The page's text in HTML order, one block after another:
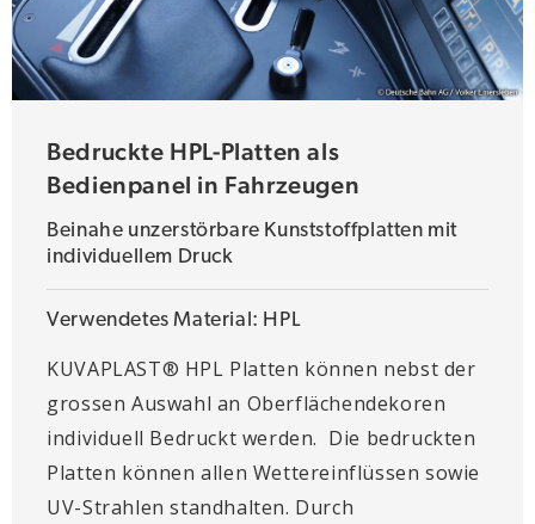
Bedruckte HPL-Platten als
Bedienpanel in Fahrzeugen
Beinahe unzerstörbare Kunststoffplatten mit
individuellem Druck
Verwendetes Material: HPL
KUVAPLAST® HPL Platten können nebst der
grossen Auswahl an Oberflächendekoren
individuell Bedruckt werden. Die bedruckten
Platten können allen Wettereinflüssen sowie
UV-Strahlen standhalten. Durch